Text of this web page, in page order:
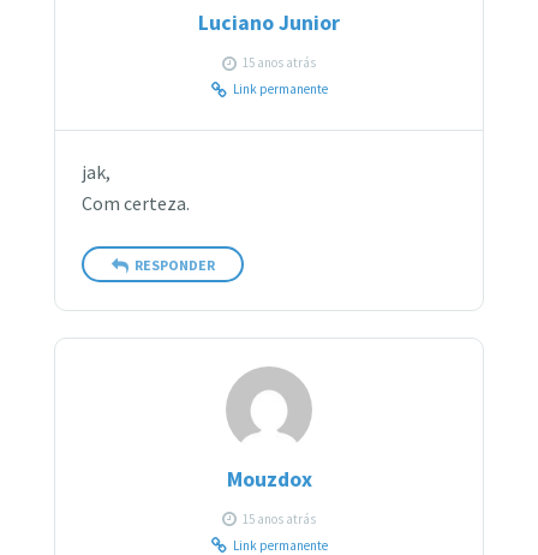
Luciano Junior
15 anos atrás
Link permanente
jak,
Com certeza.
RESPONDER
Mouzdox
15 anos atrás
Link permanente